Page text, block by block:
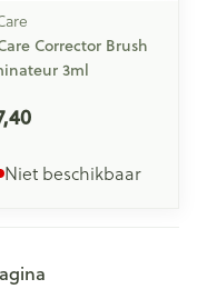
Corrector Brush
3ml
Niet beschikbaar